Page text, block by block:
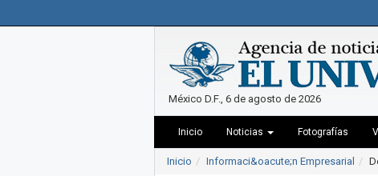
México D.F., 6 de agosto de 2026
Inicio Noticias Fotografías
Inicio Informaci&oacute;n Empresarial